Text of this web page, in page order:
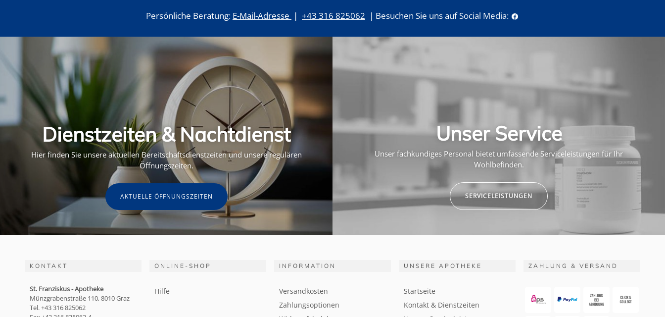
Persönliche Beratung: E-Mail-Adresse | +43 316 825062 | Besuchen Sie uns auf Social Media:
Dienstzeiten & Nachtdienst
Hier finden Sie unsere aktuellen Bereitschaftsdienstzeiten und unsere regulären
Öffnungszeiten.
AKTUELLE ÖFFNUNGSZEITEN
Unser Service
Unser fachkundiges Personal bietet umfassende Serviceleistungen für Ihr
Wohlbefinden.
SERVICELEISTUNGEN
KONTAKT
St. Franziskus - Apotheke
Münzgrabenstraße 110, 8010 Graz
Tel. +43 316 825062
ONLINE-SHOP
Hilfe
INFORMATION
Versandkosten
Zahlungsoptionen
UNSERE APOTHEKE
Startseite
Kontakt & Dienstzeiten
ZAHLUNG & VERSAND